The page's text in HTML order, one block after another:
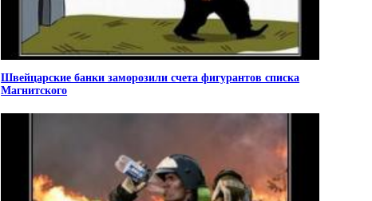
Швейцарские банки заморозили счета фигурантов списка
Магнитского